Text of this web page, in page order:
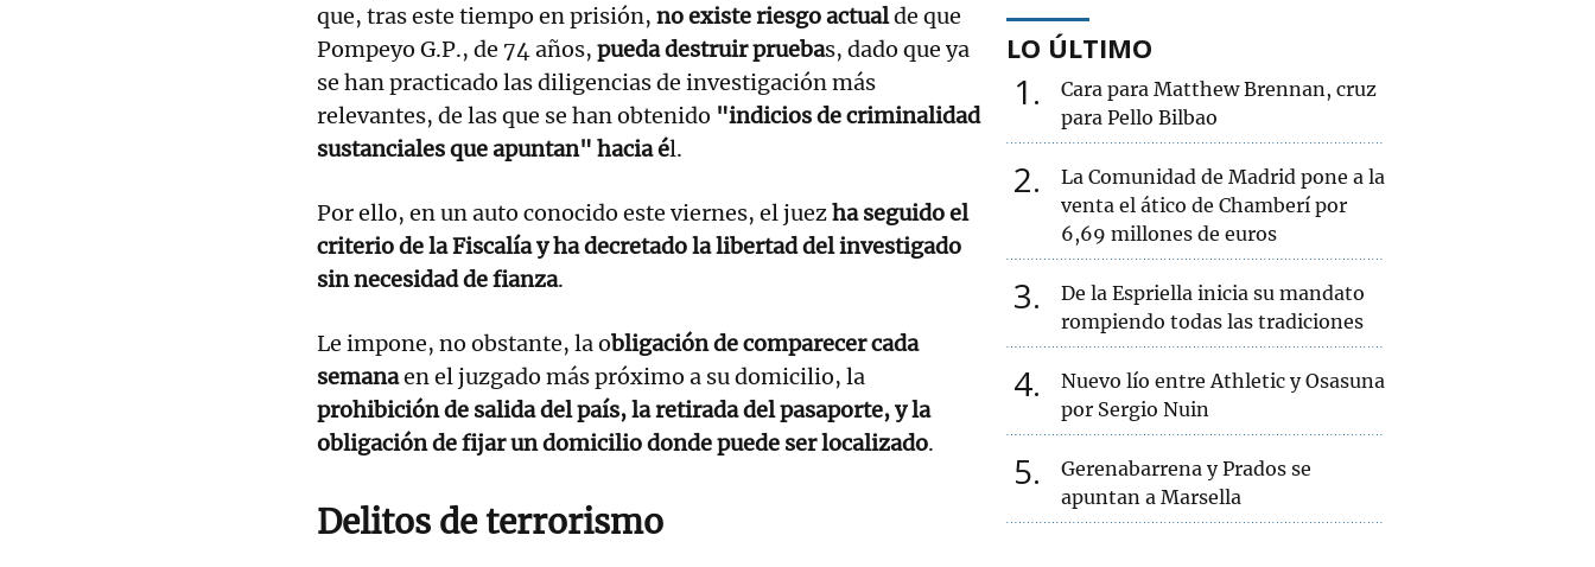
que, tras este tiempo en prisión, no existe riesgo actualde que
Pompeyo G.P., de 74 años, pueda destruir pruebas, dado que ya
se han practicado las diligencias de investigación más
relevantes, de las que se han obtenido "indicios de criminalidad
sustanciales que apuntan" hacia él.
Por ello, en un auto conocido este viernes, el juezha seguido el
criterio de la Fiscalía y ha decretado la libertad del investigado
sin necesidad de fianza.
Le impone, no obstante, la obligación de comparecer cada
semanaen el juzgado más próximo a su domicilio, la
prohibición de salida del país, la retirada del pasaporte, y la
obligación de fijar un domicilio donde puede ser localizado.
Delitos de terrorismo
LO ÚLTIMO
1
Cara para Matthew Brennan, cruz
para Pello Bilbao
2
La Comunidad de Madrid pone a la
venta el ático de Chamberí por
6,69 millones de euros
3
De la Espriella inicia su mandato
rompiendo todas las tradiciones
4
Nuevo lío entre Athletic y Osasuna
por Sergio Nuin
5
Gerenabarrena y Prados se
apuntan a Marsella